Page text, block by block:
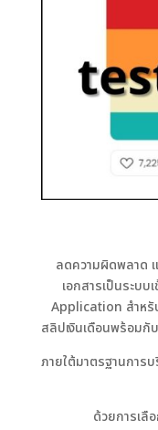
ลดความผิดพลาด แ
เอกสารเป็นระบบ
Application สำหรั
สลิปเงินเดือนพร้อมกั
ภายใต้มาตรฐานการ
ด้วยการเลื